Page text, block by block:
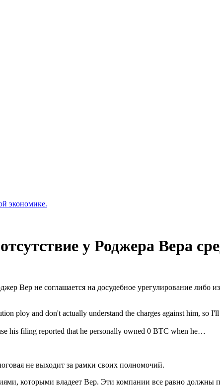
экономике.
у Роджера Вера
Вер не соглашается на досудебное урегулирование либо
ploy and don't actually understand the charges against him, so
his filing reported that he personally owned 0 BTC when he…
не выходит за рамки своих полномочий.
которыми владеет Вер. Эти компании все равно должны